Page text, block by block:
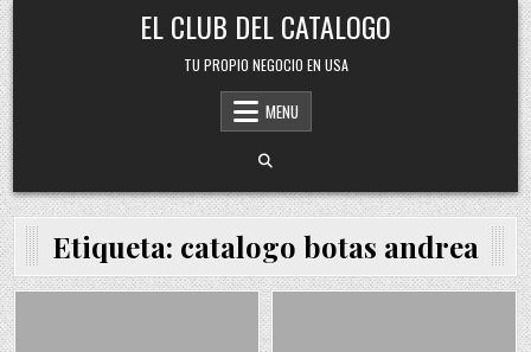
Skip
to
content
EL CLUB DEL CATALOGO
TU PROPIO NEGOCIO EN USA
MENU
Etiqueta: catalogo botas andrea